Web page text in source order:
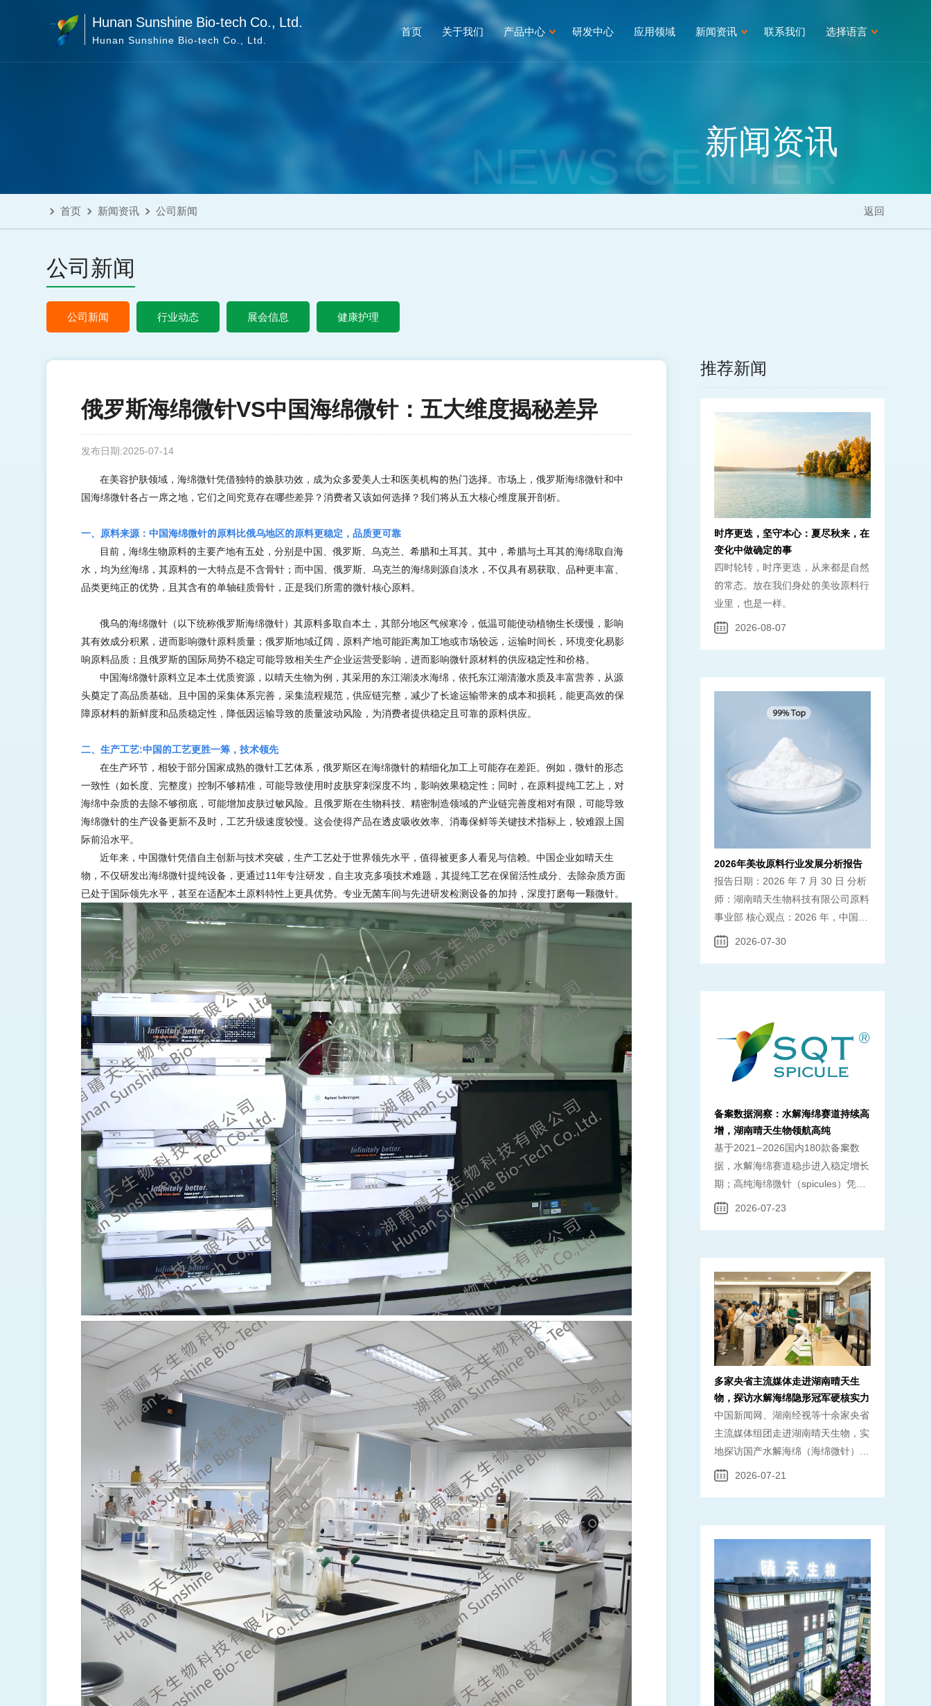
Hunan Sunshine Bio-tech Co., Ltd.
Hunan Sunshine Bio-tech Co., Ltd.
首页 关于我们 产品中心 研发中心 应用领域 新闻资讯 联系我们 选择语言
新闻资讯
NEWS CENTER
返回
首页 新闻资讯 公司新闻
公司新闻
公司新闻 行业动态 展会信息 健康护理
俄罗斯海绵微针VS中国海绵微针：五大维度揭秘差异
发布日期:2025-07-14
在美容护肤领域，海绵微针凭借独特的焕肤功效，成为众多爱美人士和医美机构的热门选择。市场上，俄罗斯海绵微针和中
国海绵微针各占一席之地，它们之间究竟存在哪些差异？消费者又该如何选择？我们将从五大核心维度展开剖析。
一、原料来源：中国海绵微针的原料比俄乌地区的原料更稳定，品质更可靠
目前，海绵生物原料的主要产地有五处，分别是中国、俄罗斯、乌克兰、希腊和土耳其。其中，希腊与土耳其的海绵取自海
水，均为丝海绵，其原料的一大特点是不含骨针；而中国、俄罗斯、乌克兰的海绵则源自淡水，不仅具有易获取、品种更丰富、
品类更纯正的优势，且其含有的单轴硅质骨针，正是我们所需的微针核心原料。
俄乌的海绵微针（以下统称俄罗斯海绵微针）其原料多取自本土，其部分地区气候寒冷，低温可能使动植物生长缓慢，影响
其有效成分积累，进而影响微针原料质量；俄罗斯地域辽阔，原料产地可能距离加工地或市场较远，运输时间长，环境变化易影
响原料品质；且俄罗斯的国际局势不稳定可能导致相关生产企业运营受影响，进而影响微针原材料的供应稳定性和价格。
中国海绵微针原料立足本土优质资源，以晴天生物为例，其采用的东江湖淡水海绵，依托东江湖清澈水质及丰富营养，从源
头奠定了高品质基础。且中国的采集体系完善，采集流程规范，供应链完整，减少了长途运输带来的成本和损耗，能更高效的保
障原材料的新鲜度和品质稳定性，降低因运输导致的质量波动风险，为消费者提供稳定且可靠的原料供应。
二、生产工艺:中国的工艺更胜一筹，技术领先
在生产环节，相较于部分国家成熟的微针工艺体系，俄罗斯区在海绵微针的精细化加工上可能存在差距。例如，微针的形态
一致性（如长度、完整度）控制不够精准，可能导致使用时皮肤穿刺深度不均，影响效果稳定性；同时，在原料提纯工艺上，对
海绵中杂质的去除不够彻底，可能增加皮肤过敏风险。且俄罗斯在生物科技、精密制造领域的产业链完善度相对有限，可能导致
海绵微针的生产设备更新不及时，工艺升级速度较慢。这会使得产品在透皮吸收效率、消毒保鲜等关键技术指标上，较难跟上国
际前沿水平。
近年来，中国微针凭借自主创新与技术突破，生产工艺处于世界领先水平，值得被更多人看见与信赖。 中国企业如晴天生
物，不仅研发出海绵微针提纯设备，更通过11年专注研发，自主攻克多项技术难题，其提纯工艺在保留活性成分、去除杂质方面
已处于国际领先水平，甚至在适配本土原料特性上更具优势。专业无菌车间与先进研发检测设备的加持，深度打磨每一颗微针。
推荐新闻
时序更迭，坚守本心：夏尽秋来，在
变化中做确定的事
四时轮转，时序更迭，从来都是自然
的常态。放在我们身处的美妆原料行
业里，也是一样。
2026-08-07
2026年美妆原料行业发展分析报告
报告日期：2026 年 7 月 30 日 分析
师：湖南晴天生物科技有限公司原料
事业部 核心观点：2026 年，中国美
妆原料行业在政策松绑、技术迭代与
2026-07-30
备案数据洞察：水解海绵赛道持续高
增，湖南晴天生物领航高纯
基于2021—2026国内180款备案数
据，水解海绵赛道稳步进入稳定增长
期；高纯海绵微针（spicules）凭安
全温和促渗特性，成为院线、头皮、
纯合规供货。 备案数据洞察：水解
海绵赛道持续高增，湖南晴天生物领
航高纯 据 2021 年 1 月 —2026 年
2026-07-23
多家央省主流媒体走进湖南晴天生
物，探访水解海绵隐形冠军硬核实力
中国新闻网、湖南经视等十余家央省
主流媒体组团走进湖南晴天生物，实
地探访国产水解海绵（海绵微针）源
头企业。深度解读99%高纯特等品量
2026-07-21